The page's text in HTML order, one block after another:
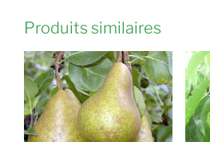
Produits similaires